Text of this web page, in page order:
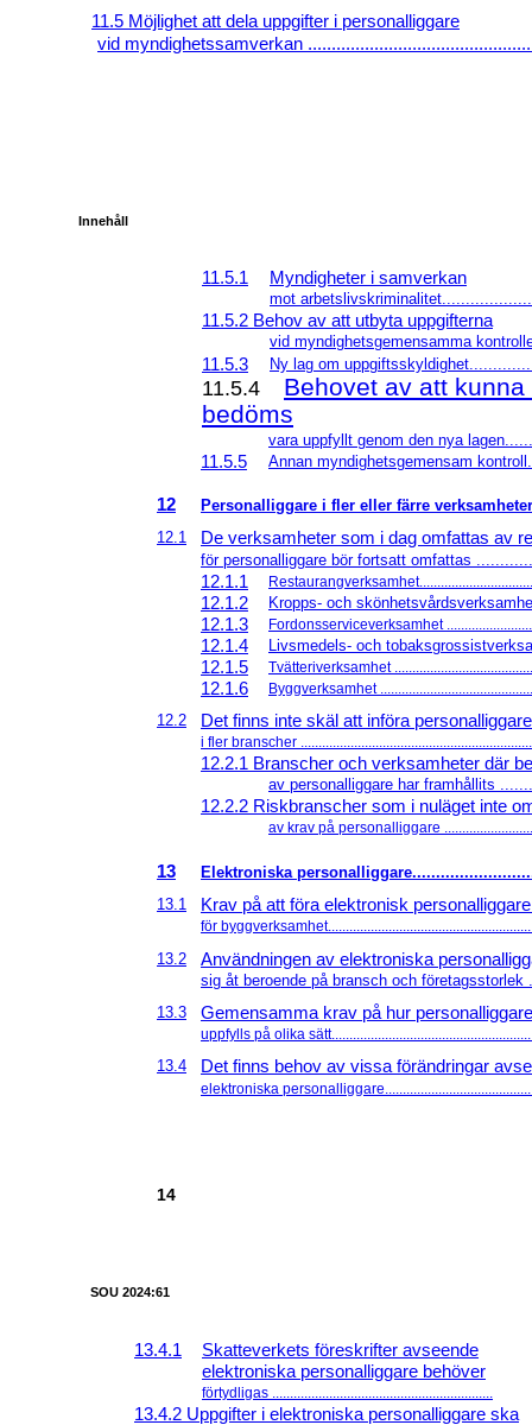
11.5 Möjlighet att dela uppgifter i personalliggare
vid myndighetssamverkan
Innehåll
11.5.1 Myndigheter i samverkan
mot
11.5.2 Behov av att utbyta uppgifterna
vid myndighetsgemensamma
11.5.3 Ny lag om
11.5.4
Behovet av att
bedöms
vara uppfyllt genom den nya
11.5.5 Annan myndighetsgemensam
12
Personalliggare i fler eller färre
12.1
De verksamheter som i dag omfattas av
för personalliggare bör fortsatt omfattas
12.1.1
12.1.2 Kropps- och
12.1.3 Fordonsserviceverksamhet
12.1.4 Livsmedels- och
12.1.5 Tvätteriverksamhet
12.1.6 Byggverksamhet
12.2 Det finns inte skäl att införa personalliggare
i fler branscher
12.2.1 Branscher och verksamheter där
av personalliggare har framhållits
12.2.2 Riskbranscher som i nuläget inte
av krav på personalliggare
13
Elektroniska
13.1
Krav på att föra elektronisk
för
13.2 Användningen av elektroniska
sig åt beroende på bransch och
13.3
Gemensamma krav på hur
uppfylls på olika
13.4 Det finns behov av vissa förändringar
elektroniska
14
SOU 2024:61
13.4.1
Skatteverkets föreskrifter avseende
elektroniska personalliggare behöver
förtydligas ..............................................................
13.4.2 Uppgifter i elektroniska personalliggare ska